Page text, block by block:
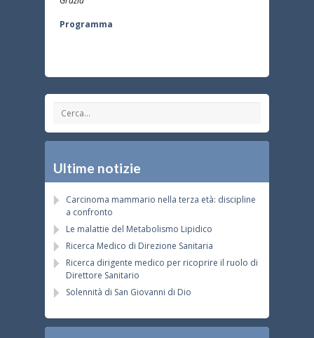
Programma
Ultime notizie
Carcinoma mammario nella terza età: discipline
a confronto
Le malattie del Metabolismo Lipidico
Ricerca Medico di Direzione Sanitaria
Ricerca dirigente medico per ricoprire il ruolo di
Direttore Sanitario
Solennità di San Giovanni di Dio